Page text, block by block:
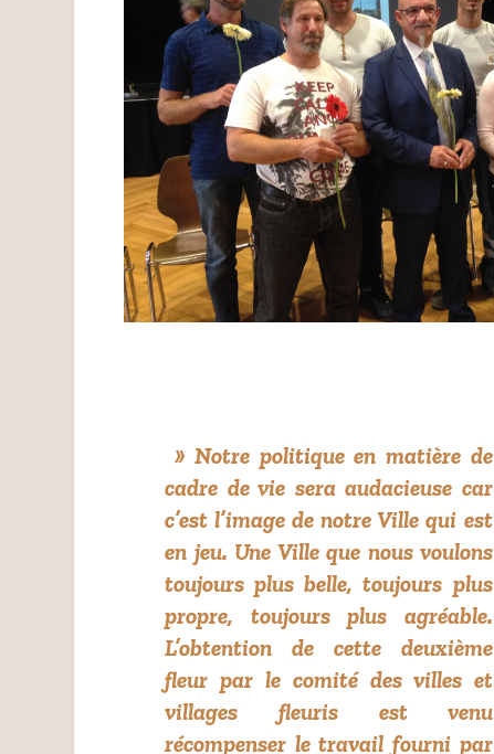
»Notre politique en matière de
cadre de vie sera audacieuse car
c’est l’image de notre Ville qui est
en jeu. Une Ville que nous voulons
toujours plus belle, toujours plus
propre, toujours plus agréable.
L’obtention de cette deuxième
fleur par le comité des villes et
villages fleuris est venu
récompenser le travail fourni par